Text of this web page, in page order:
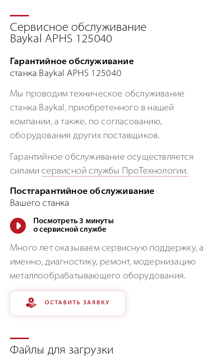
Сервисное обслуживание
Baykal APHS 125040
Гарантийное обслуживание
станка Baykal APHS 125040
Мы проводим техническое обслуживание
станка Baykal, приобретенного в нашей
компании, а также, по согласованию,
оборудования других поставщиков.
Гарантийное обслуживание осуществляется
силамисервисной службы ПроТехнологии.
Постгарантийное обслуживание
Вашего станка
Посмотреть 3 минуты
о сервисной службе
Много лет оказываем сервисную поддержку, а
именно, диагностику, ремонт, модернизацию
металлообрабатывающего оборудования.
ОСТАВИТЬ ЗАЯВКУ
Файлы для загрузки